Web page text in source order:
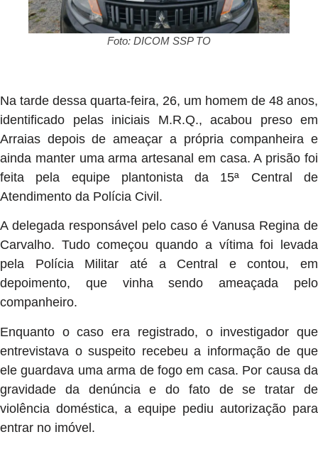
Foto: DICOM SSP TO
Na tarde dessa quarta-feira, 26, um homem de 48 anos,
identificado pelas iniciais M.R.Q., acabou preso em
Arraias depois de ameaçar a própria companheira e
ainda manter uma arma artesanal em casa. A prisão foi
feita pela equipe plantonista da 15ª Central de
Atendimento da Polícia Civil.
A delegada responsável pelo caso é Vanusa Regina de
Carvalho. Tudo começou quando a vítima foi levada
pela Polícia Militar até a Central e contou, em
depoimento, que vinha sendo ameaçada pelo
companheiro.
Enquanto o caso era registrado, o investigador que
entrevistava o suspeito recebeu a informação de que
ele guardava uma arma de fogo em casa. Por causa da
gravidade da denúncia e do fato de se tratar de
violência doméstica, a equipe pediu autorização para
entrar no imóvel.